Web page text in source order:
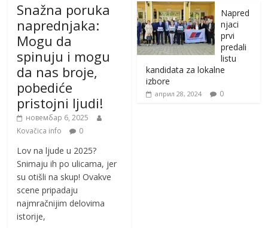
Snažna poruka
naprednjaka:
Mogu da
spinuju i mogu
da nas broje,
pobediće
pristojni ljudi!
новембар 6, 2025
Kovačica info
0
Lov na ljude u 2025?
Snimaju ih po ulicama, jer
su otišli na skup! Ovakve
scene pripadaju
najmračnijim delovima
istorije,
Napred
njaci
prvi
predali
listu
kandidata za lokalne
izbore
април 28, 2024 0